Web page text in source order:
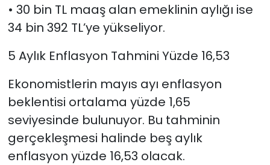
• 30 bin TL maaş alan emeklinin aylığı ise
34 bin 392 TL’ye yükseliyor.
5 Aylık Enflasyon Tahmini Yüzde 16,53
Ekonomistlerin mayıs ayı enflasyon
beklentisi ortalama yüzde 1,65
seviyesinde bulunuyor. Bu tahminin
gerçekleşmesi halinde beş aylık
enflasyon yüzde 16,53 olacak.